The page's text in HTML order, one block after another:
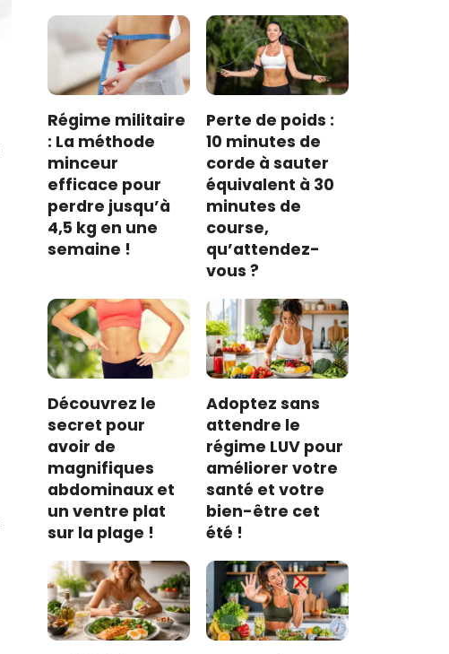
Régime militaire
: La méthode
minceur
efficace pour
perdre jusqu’à
4,5 kg en une
semaine !
Perte de poids :
10 minutes de
corde à sauter
équivalent à 30
minutes de
course,
qu’attendez-
vous ?
Découvrez le
secret pour
avoir de
magnifiques
abdominaux et
un ventre plat
sur la plage !
Adoptez sans
attendre le
régime LUV pour
améliorer votre
santé et votre
bien-être cet
été !